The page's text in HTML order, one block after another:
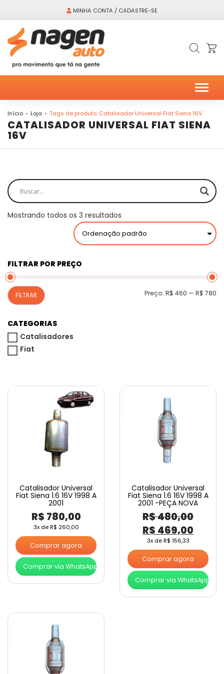
MINHA CONTA / CADASTRE-SE
Início Loja Tags de produto: Catalisador Universal Fiat Siena 16V
CATALISADOR UNIVERSAL FIAT SIENA
16V
Mostrando todos os 3 resultados
FILTRAR POR PREÇO
FILTRAR Preço: R$ 460 — R$ 780
CATEGORIAS
Catalisadores
Fiat
Catalisador Universal
Fiat Siena 1.6 16V 1998 A
2001
R$ 780,00
3x deR$ 260,00
Comprar agora
Comprar via WhatsApp
Catalisador Universal
Fiat Siena 1.6 16V 1998 A
2001 -PEÇA NOVA
R$480,00
O
preço
original
era:
R$ 480,00.
R$ 469,00
atual
é:
R$
3x deR$ 156,33
Comprar agora
Comprar via WhatsApp